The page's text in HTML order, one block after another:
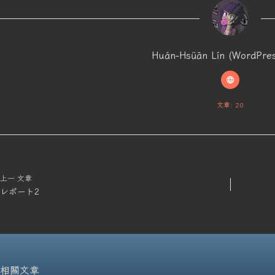
Huán-Hsüān Lín
文章: 20
上一 文章
レポート2
相關文章